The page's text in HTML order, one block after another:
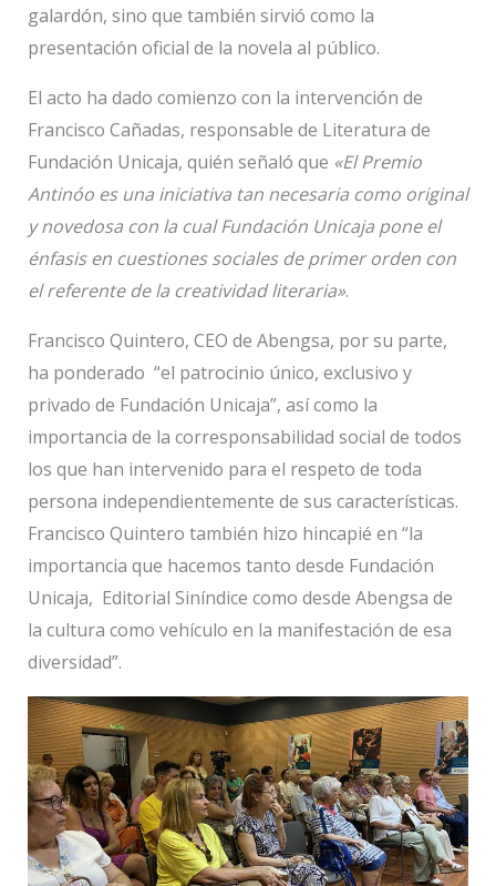
galardón, sino que también sirvió como la
presentación oficial de la novela al público.
El acto ha dado comienzo con la intervención de
Francisco Cañadas, responsable de Literatura de
Fundación Unicaja, quién señaló que «El Premio
Antinóo es una iniciativa tan necesaria como original
y novedosa con la cual Fundación Unicaja pone el
énfasis en cuestiones sociales de primer orden con
el referente de la creatividad literaria».
Francisco Quintero, CEO de Abengsa, por su parte,
ha ponderado “el patrocinio único, exclusivo y
privado de Fundación Unicaja”, así como la
importancia de la corresponsabilidad social de todos
los que han intervenido para el respeto de toda
persona independientemente de sus características.
Francisco Quintero también hizo hincapié en “la
importancia que hacemos tanto desde Fundación
Unicaja, Editorial Siníndice como desde Abengsa de
la cultura como vehículo en la manifestación de esa
diversidad”.